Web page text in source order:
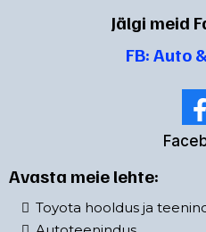
Jälgi meid
FB: Auto
Avasta meie lehte:
Toyota hooldus ja